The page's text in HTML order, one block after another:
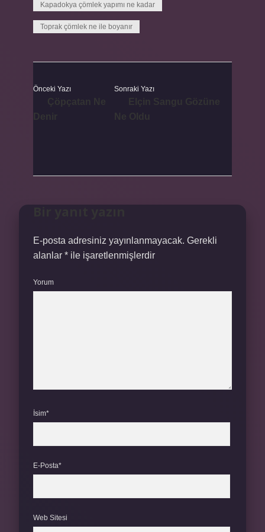
Kapadokya çömlek yapımı ne kadar
Toprak çömlek ne ile boyanır
Önceki Yazı Sonraki Yazı
E-posta adresiniz yayınlanmayacak. Gerekli
alanlar * ile işaretlenmişlerdir
Yorum
İsim*
E-Posta*
Web Sitesi